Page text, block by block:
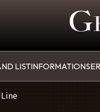
LISTINFORMATION